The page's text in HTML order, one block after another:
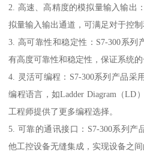
2. 高速、高精度的模拟量输入输出
拟量输入输出通道，可满足对于控制
3. 高可靠性和稳定性：S7-300系
有高度可靠性和稳定性，保证系统的
4. 灵活可编程：S7-300系列产品采
编程语言，如Ladder Diagram（LD
工程师提供了更多编程选择。
5. 可靠的通讯接口：S7-300系列
他工控设备无缝集成，实现设备之间